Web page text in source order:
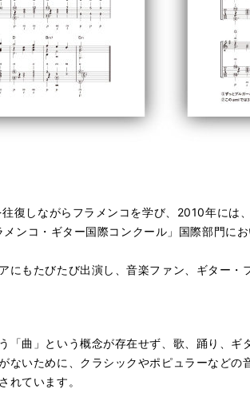
復しながらフラメンコを学び、2010年には
ンコ・ギター国際コンクール」国際部門に
もたびたび出演し、音楽ファン、ギター
曲」という概念が存在せず、歌、踊り、ギ
ないために、クラシックやポピュラーなど
れています。